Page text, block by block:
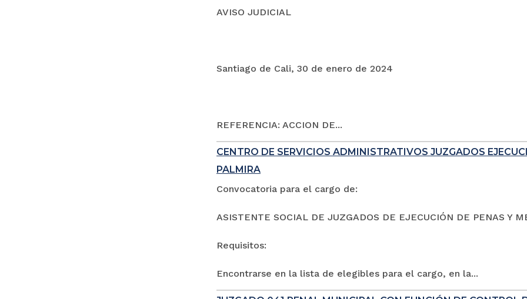
AVISO JUDICIAL
Santiago de Cali, 30 de enero de 2024
REFERENCIA: ACCION DE...
CENTRO DE SERVICIOS ADMINISTRATIVOS JUZGADOS
PALMIRA
Convocatoria para el cargo de:
ASISTENTE SOCIAL DE JUZGADOS DE EJECUCIÓN DE PENAS Y
Requisitos:
Encontrarse en la lista de elegibles para el cargo, en la...